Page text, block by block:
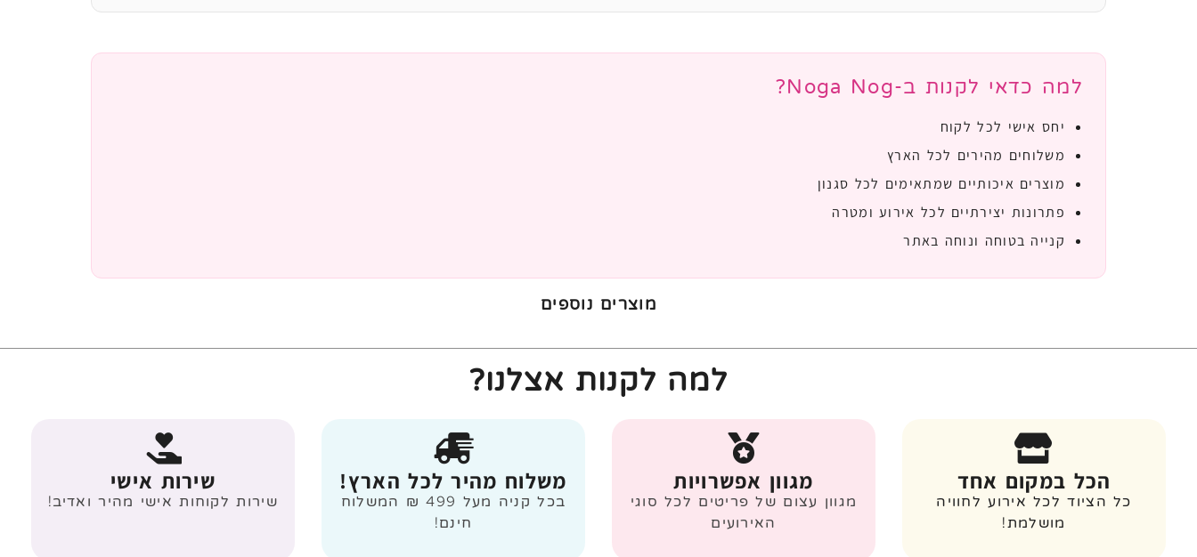
למה כדאי לקנות ב-Noga Nog?
יחס אישי לכל לקוח
משלוחים מהירים לכל הארץ
מוצרים איכותיים שמתאימים לכל סגנון
פתרונות יצירתיים לכל אירוע ומטרה
קנייה בטוחה ונוחה באתר
מוצרים נוספים
למה לקנות אצלנו?
הכל במקום אחד
כל הציוד לכל אירוע לחוויה
מושלמת!
מגוון אפשרויות
מגוון עצום של פריטים לכל סוגי
האירועים
משלוח מהיר לכל הארץ!
בכל קניה מעל 499 ₪ המשלוח
חינם!
שירות אישי
שירות לקוחות אישי מהיר ואדיב!